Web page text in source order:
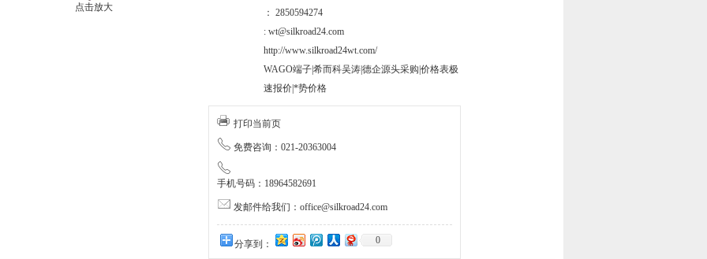
点击放大
： 2850594274
: wt@silkroad24.com
http://www.silkroad24wt.com/
WAGO端子|希而科吴涛|德企源头采购|价格表极
速报价|*势价格
打印当前页
免费咨询：021-20363004
手机号码：18964582691
发邮件给我们：office@silkroad24.com
分享到： 0